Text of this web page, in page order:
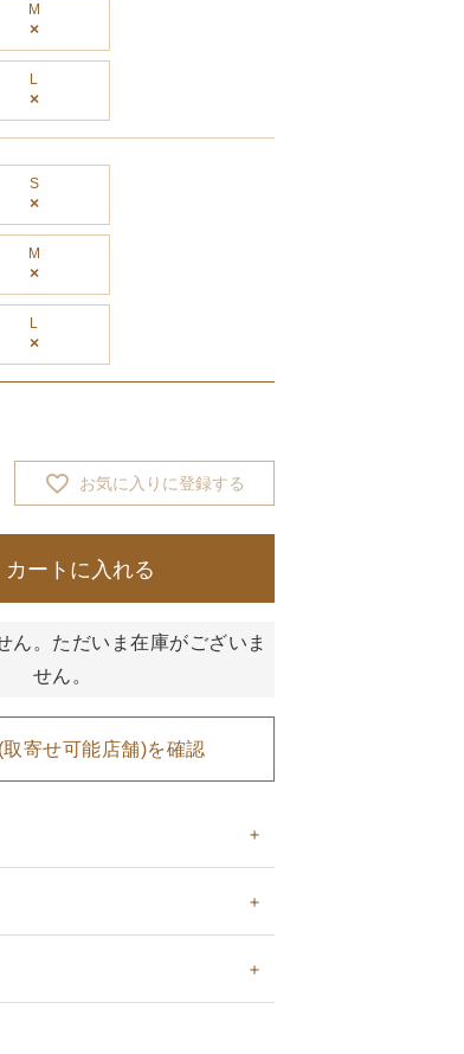
M
×
L
×
S
×
M
×
L
×
お気に入りに登録する
カートに入れる
ん。ただいま在庫がございま
せん。
取寄せ可能店舗)を確認